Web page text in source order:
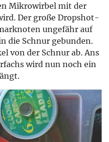
Mikrowirbel mit der
Der große Dropshot-
ungefähr auf
die Schnur gebunden.
von der Schnur ab. Ans
wird nun noch ein